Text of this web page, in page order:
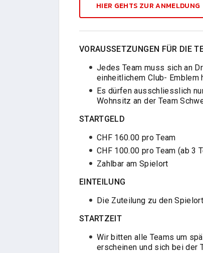
HIER GEHTS ZUR ANMELDUNG
VORAUSSETZUNGEN FÜR DIE
Jedes Team muss sich an
einheitlichem Club- Emblem
Es dürfen ausschliesslich
Wohnsitz an der Team
STARTGELD
CHF 160.00 pro Team
CHF 100.00 pro Team (ab 3
Zahlbar am Spielort
EINTEILUNG
Die Zuteilung zu den
STARTZEIT
Wir bitten alle Teams um
erscheinen und sich bei der